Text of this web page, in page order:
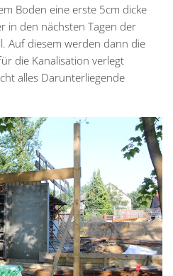
Boden eine erste 5cm dicke
in den nächsten Tagen der
Auf diesem werden dann die
die Kanalisation verlegt
alles Darunterliegende